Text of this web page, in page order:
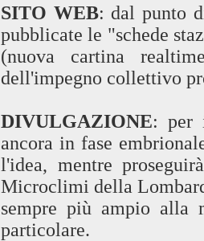
SITO WEB: dal punto
pubblicate le "schede
(nuova cartina
dell'impegno collettivo
DIVULGAZIONE: per
ancora in fase
l'idea, mentre
Microclimi della
sempre più ampio alla
particolare.